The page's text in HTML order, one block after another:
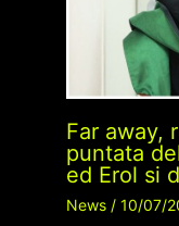
Far away,
puntata
ed Erol si
News/ 10/07/